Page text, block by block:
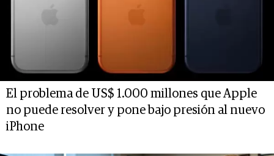
El problema de US$ 1.000 millones que Apple
no puede resolver y pone bajo presión al nuevo
iPhone